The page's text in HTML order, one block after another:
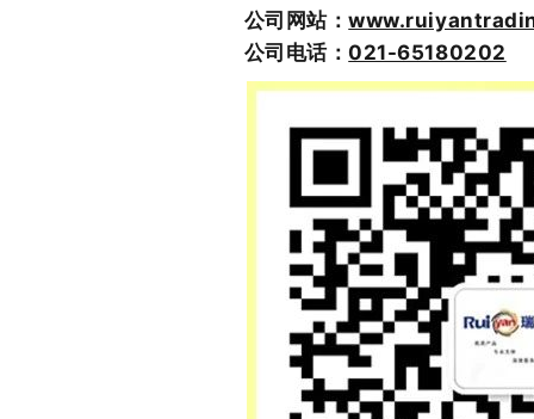
公司网站：
公司电话：021-65180202